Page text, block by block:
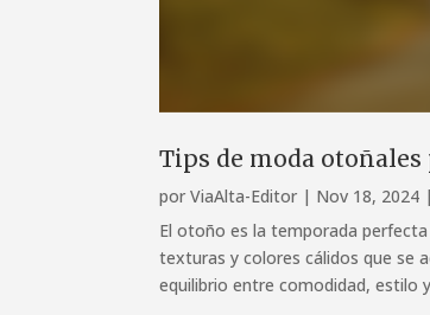
Tips de moda
porViaAlta-Editor | Nov 18, 2024 |
El otoño es la temporada
texturas y colores cálidos que se
equilibrio entre comodidad, estilo